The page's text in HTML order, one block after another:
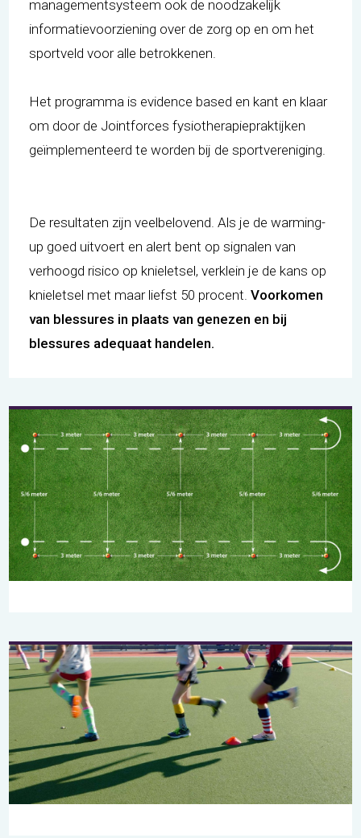
managementsysteem ook de noodzakelijk
informatievoorziening over de zorg op en om het
sportveld voor alle betrokkenen.
Het programma is evidence based en kant en klaar
om door de Jointforces fysiotherapiepraktijken
geïmplementeerd te worden bij de sportvereniging.
De resultaten zijn veelbelovend. Als je de warming-
up goed uitvoert en alert bent op signalen van
verhoogd risico op knieletsel, verklein je de kans op
knieletsel met maar liefst 50 procent.Voorkomen
van blessures in plaats van genezen en bij
blessures adequaat handelen.